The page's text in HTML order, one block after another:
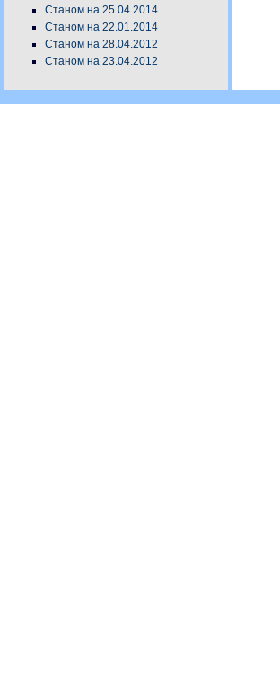
Станом на 25.04.2014
Станом на 22.01.2014
Станом на 28.04.2012
Станом на 23.04.2012